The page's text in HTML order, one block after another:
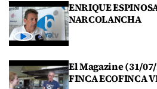
ENRIQUE
NARCOLANCHA
El Magazine (31/07/
FINCA ECOFINCA